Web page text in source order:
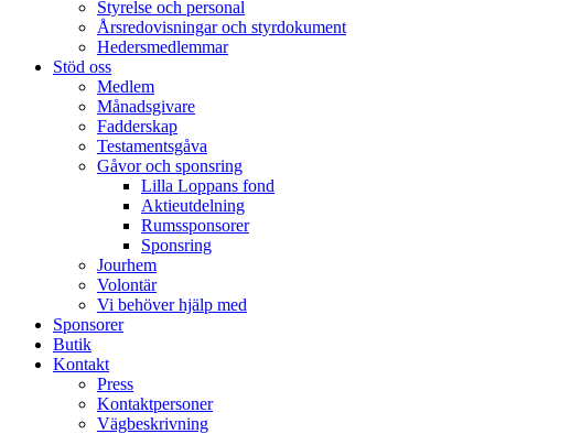
Styrelse och personal
Årsredovisningar och styrdokument
Hedersmedlemmar
Stöd oss
Medlem
Månadsgivare
Fadderskap
Testamentsgåva
Gåvor och sponsring
Lilla Loppans fond
Aktieutdelning
Rumssponsorer
Sponsring
Jourhem
Volontär
Vi behöver hjälp med
Sponsorer
Butik
Kontakt
Press
Kontaktpersoner
Vägbeskrivning